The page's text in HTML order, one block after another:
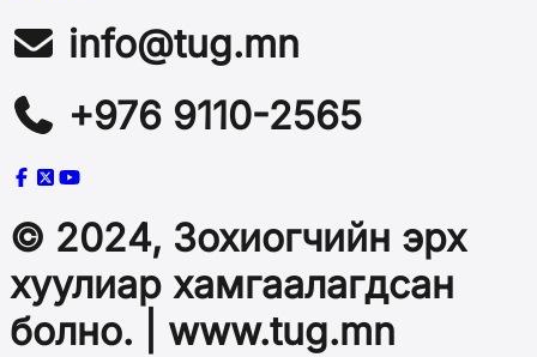
info@tug.mn
+976 9110-2565
© 2024, Зохиогчийн эрх
хуулиар хамгаалагдсан
болно. | www.tug.mn